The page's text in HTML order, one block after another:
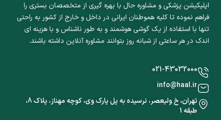
اپلیکیشن پزشکی و مشاوره حال با بهره گیری از متخصصان بستری را
فراهم نموده تا کلیه هموطنان ایرانی در داخل و خارج از کشور به راحتی
تنها با استفاده از یک گوشی هوشمند و به طور ناشناس و با هزینه ای
اندک در هر ساعتی از شبانه روز بتوانند مشاوره آنلاین داشته باشند.
021-43032000
info@haal.ir
تهران، خ ولیعصر، نرسیده به پل پارک وی، کوچه مهناز، پلاک 8،
طبقه 1